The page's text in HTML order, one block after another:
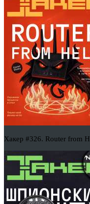
Хакер #326. Router from